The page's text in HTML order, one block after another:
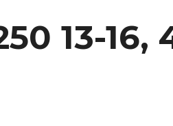
13-16,